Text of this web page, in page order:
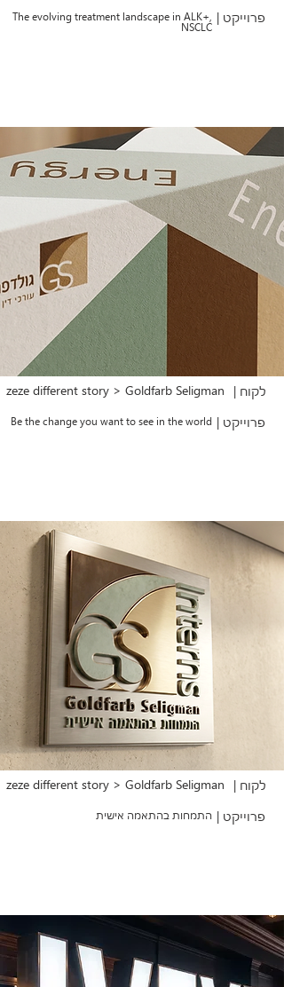
The evolving treatment landscape in ALK+,
NSCLC
פרוייקט |
zeze different story > Goldfarb Seligman לקוח |
Be the change you want to see in the world פרוייקט |
zeze different story > Goldfarb Seligman לקוח |
התמחות בהתאמה אישית פרוייקט |